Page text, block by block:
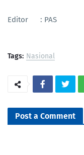
Editor : PAS
Tags: Nasional
Post a Comment